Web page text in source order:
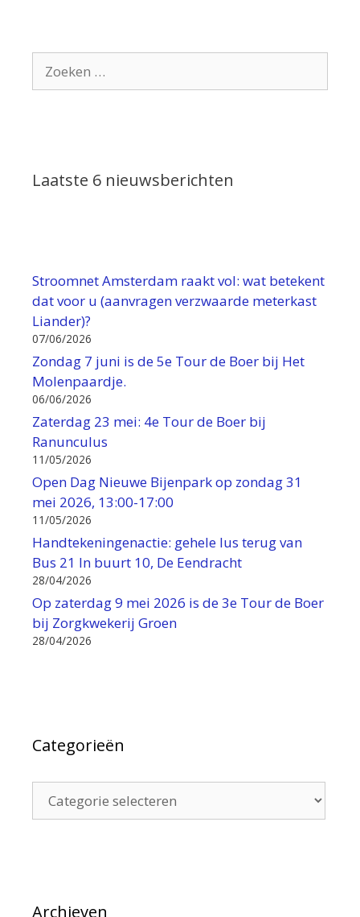
naar:
Laatste 6 nieuwsberichten
Stroomnet Amsterdam raakt vol: wat betekent
dat voor u (aanvragen verzwaarde meterkast
Liander)?
07/06/2026
Zondag 7 juni is de 5e Tour de Boer bij Het
Molenpaardje.
06/06/2026
Zaterdag 23 mei: 4e Tour de Boer bij
Ranunculus
11/05/2026
Open Dag Nieuwe Bijenpark op zondag 31
mei 2026, 13:00-17:00
11/05/2026
Handtekeningenactie: gehele lus terug van
Bus 21 In buurt 10, De Eendracht
28/04/2026
Op zaterdag 9 mei 2026 is de 3e Tour de Boer
bij Zorgkwekerij Groen
28/04/2026
Categorieën
Archieven